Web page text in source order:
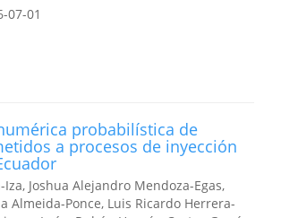
07-01
probabilística de
a procesos de inyección
Joshua Alejandro Mendoza-Egas,
Almeida-Ponce, Luis Ricardo Herrera-